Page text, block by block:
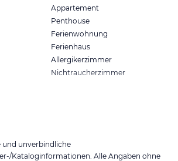
Appartement
Penthouse
Ferienwohnung
Ferienhaus
Allergikerzimmer
Nichtraucherzimmer
und unverbindliche
Kataloginformationen. Alle Angaben ohne